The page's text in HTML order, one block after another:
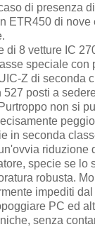
di presenza
ETR450 di nove
di 8 vetture IC
speciale con
Z di seconda
posti a
non si
in seconda
riduzione
specie se lo
robusta.
impediti
PC ed
senza